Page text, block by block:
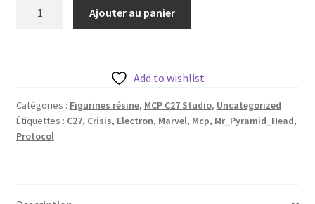
Head
de
c27
base
Ajouter au panier
Add to wishlist
Catégories : Figurines résine, MCP C27 Studio, Uncategorized
Étiquettes : C27, Crisis, Electron, Marvel, Mcp, Mr_Pyramid_Head,
Protocol